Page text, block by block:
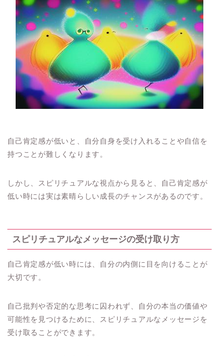
自己肯定感が低いと、自分自身を受け入れることや自信を
持つことが難しくなります。
しかし、スピリチュアルな視点から見ると、自己肯定感が
低い時には実は素晴らしい成長のチャンスがあるのです。
スピリチュアルなメッセージの受け取り方
自己肯定感が低い時には、自分の内側に目を向けることが
大切です。
自己批判や否定的な思考に囚われず、自分の本当の価値や
可能性を見つけるために、スピリチュアルなメッセージを
受け取ることができます。